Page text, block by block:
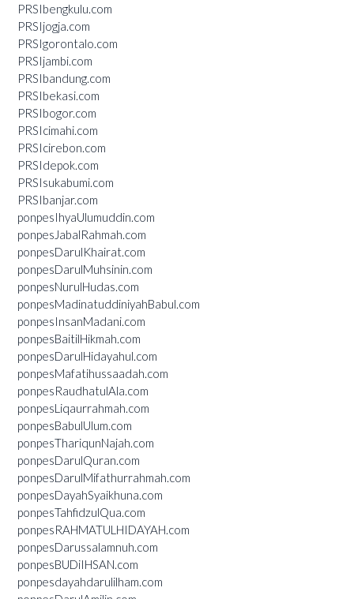
PRSIbengkulu.com
PRSIjogja.com
PRSIgorontalo.com
PRSIjambi.com
PRSIbandung.com
PRSIbekasi.com
PRSIbogor.com
PRSIcimahi.com
PRSIcirebon.com
PRSIdepok.com
PRSIsukabumi.com
PRSIbanjar.com
ponpesIhyaUlumuddin.com
ponpesJabalRahmah.com
ponpesDarulKhairat.com
ponpesDarulMuhsinin.com
ponpesNurulHudas.com
ponpesMadinatuddiniyahBabul.com
ponpesInsanMadani.com
ponpesBaitilHikmah.com
ponpesDarulHidayahul.com
ponpesMafatihussaadah.com
ponpesRaudhatulAla.com
ponpesLiqaurrahmah.com
ponpesBabulUlum.com
ponpesThariqunNajah.com
ponpesDarulQuran.com
ponpesDarulMifathurrahmah.com
ponpesDayahSyaikhuna.com
ponpesTahfidzulQua.com
ponpesRAHMATULHIDAYAH.com
ponpesDarussalamnuh.com
ponpesBUDiIHSAN.com
ponpesdayahdarulilham.com